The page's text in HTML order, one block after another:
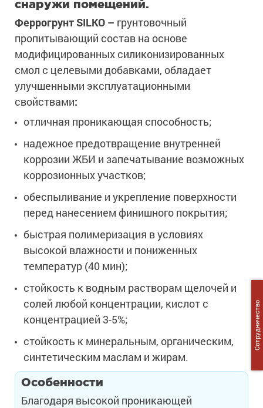
снаружи помещений.
ФеррогрунтSILKO – грунтовочный
пропитывающий состав на основе
модифицированных силиконизированных
смол с целевыми добавками, обладает
улучшенными эксплуатационными
свойствами:
отличная проникающая способность;
надежное предотвращение внутренней
коррозии ЖБИ и запечатывание возможных
коррозионных участков;
обеспыливание и укрепление поверхности
перед нанесением финишного покрытия;
быстрая полимеризация в условиях
высокой влажности и пониженных
температур (40 мин);
стойкость к водным растворам щелочей и
солей любой концентрации, кислот с
концентрацией 3-5%;
стойкость к минеральным, органическим,
синтетическим маслам и жирам.
Особенности
Благодаря высокой проникающей
Сотрудничество